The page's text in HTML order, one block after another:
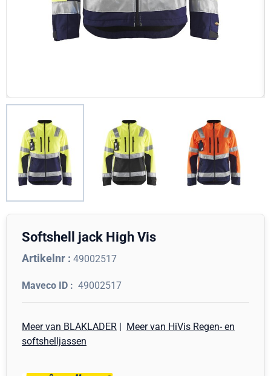
Softshell jack High Vis
Artikelnr : 49002517
49002517
Meer van BLAKLADER
Meer van HiVis Regen- en
softshelljassen